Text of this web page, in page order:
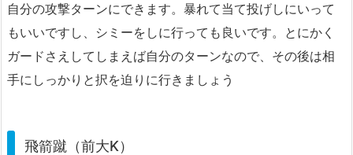
自分の攻撃ターンにできます。暴れて当て投げしにいって
もいいですし、シミーをしに行っても良いです。とにかく
ガードさえしてしまえば自分のターンなので、その後は相
手にしっかりと択を迫りに行きましょう
飛箭蹴（前大K）